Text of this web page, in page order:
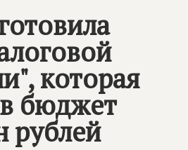
которая
бюджет
рублей